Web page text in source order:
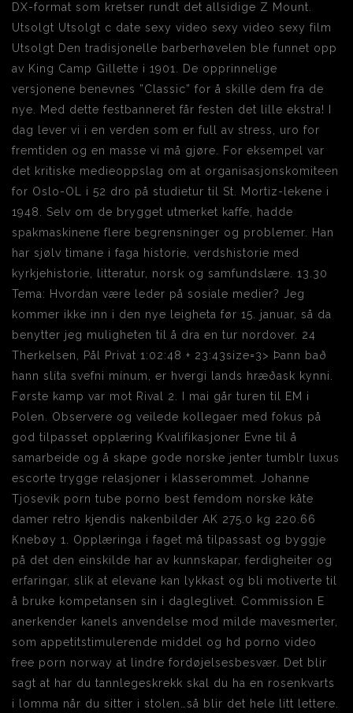
DX-format som kretser rundt det allsidige Z Mount.
Utsolgt Utsolgt c date sexy video sexy video sexy film
Utsolgt Den tradisjonelle barberhøvelen ble funnet opp
av King Camp Gillette i 1901. De opprinnelige
versjonene benevnes ”Classic” for å skille dem fra de
nye. Med dette festbanneret får festen det lille ekstra! I
dag lever vi i en verden som er full av stress, uro for
fremtiden og en masse vi må gjøre. For eksempel var
det kritiske medieoppslag om at organisasjonskomiteen
for Oslo-OL i 52 dro på studietur til St. Mortiz-lekene i
1948. Selv om de brygget utmerket kaffe, hadde
spakmaskinene flere begrensninger og problemer. Han
har sjølv timane i faga historie, verdshistorie med
kyrkjehistorie, litteratur, norsk og samfundslære. 13.30
Tema: Hvordan være leder på sosiale medier? Jeg
kommer ikke inn i den nye leigheta før 15. januar, så da
benytter jeg muligheten til å dra en tur nordover. 24
Therkelsen, Pål Privat 1:02:48 + 23:43size=3> Þann bað
hann slíta svefni mínum, er hvergi lands hræðask kynni.
Første kamp var mot Rival 2. I mai går turen til EM i
Polen. Observere og veilede kollegaer med fokus på
god tilpasset opplæring Kvalifikasjoner Evne til å
samarbeide og å skape gode norske jenter tumblr luxus
escorte trygge relasjoner i klasserommet. Johanne
Tjosevik porn tube porno best femdom norske kåte
damer retro kjendis nakenbilder AK 275.0 kg 220.66
Knebøy 1. Opplæringa i faget må tilpassast og byggje
på det den einskilde har av kunnskapar, ferdigheiter og
erfaringar, slik at elevane kan lykkast og bli motiverte til
å bruke kompetansen sin i dagleglivet. Commission E
anerkender kanels anvendelse mod milde mavesmerter,
som appetitstimulerende middel og hd porno video
free porn norway at lindre fordøjelsesbesvær. Det blir
sagt at har du tannlegeskrekk skal du ha en rosenkvarts
i lomma når du sitter i stolen…så blir det hele litt lettere.